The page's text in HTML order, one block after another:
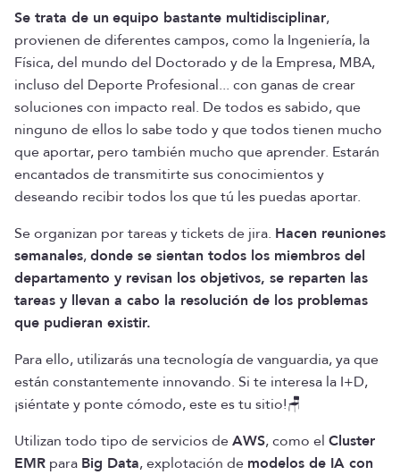
Se trata de un equipo bastante multidisciplinar,
provienen de diferentes campos, como la Ingeniería, la
Física, del mundo del Doctorado y de la Empresa, MBA,
incluso del Deporte Profesional... con ganas de crear
soluciones con impacto real. De todos es sabido, que
ninguno de ellos lo sabe todo y que todos tienen mucho
que aportar, pero también mucho que aprender. Estarán
encantados de transmitirte sus conocimientos y
deseando recibir todos los que tú les puedas aportar.
Se organizan por tareas y tickets de jira. Hacen reuniones
semanales,donde se sientan todos los miembros del
departamento y revisan los objetivos, se reparten las
tareas y llevan a cabo la resolución de los problemas
que pudieran existir.
Para ello, utilizarás una tecnología de vanguardia, ya que
están constantemente innovando. Si te interesa la I+D,
¡siéntate y ponte cómodo, este es tu sitio!🪑
Utilizan todo tipo de servicios deAWS, como el Cluster
EMR para Big Data, explotación de modelos de IA con